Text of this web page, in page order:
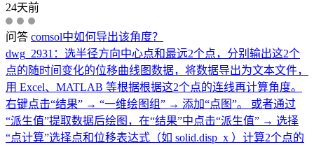
24天前
问答 comsol中如何导出该角度？
dwg_2931： 选半径方向中心点和最远2个点，分别输出这2个
点的随时间变化的位移曲线图数据，将数据导出为文本文件，
用 Excel、MATLAB 等根据根据这2个点的连线再计算角度。
右键点击“结果” → “一维绘图组” → 添加“点图”。 或者通过
“派生值”提取数据后绘图，在“结果”中点击“派生值” → 选择
“点计算”选择点和位移表达式（如 solid.disp_x ）计算2个点的